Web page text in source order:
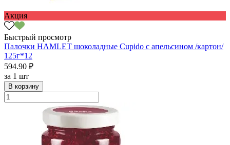
Акция
Быстрый просмотр
Палочки HAMLET шоколадные Cupido с апельсином /картон/
125г*12
594.90 ₽
за 1 шт
В корзину